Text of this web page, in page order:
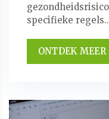
specifieke
ONTDEK MEER